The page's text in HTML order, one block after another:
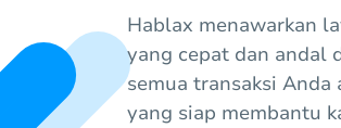
Hablax menawarkan
yang cepat dan andal
semua transaksi
yang siap membantu